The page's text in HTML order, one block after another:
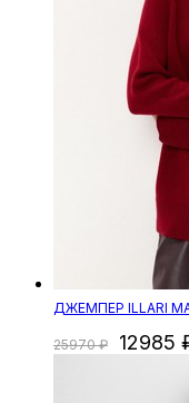
ДЖЕМПЕР ILLARI
25970 12985